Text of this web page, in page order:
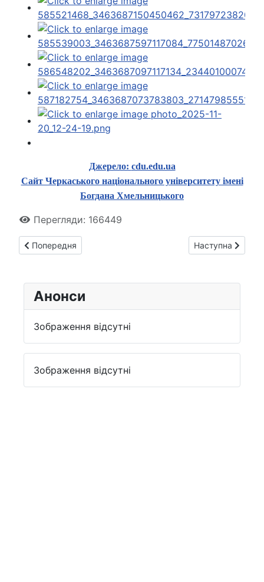
Джерело: cdu.edu.ua
Сайт Черкаського національного університету імені
Богдана Хмельницького
Перегляди: 166449
Попередня стаття: Привітання від наукової спільноти із
Попередня Наступна
Наступна
Анонси
Зображення відсутні
Зображення відсутні